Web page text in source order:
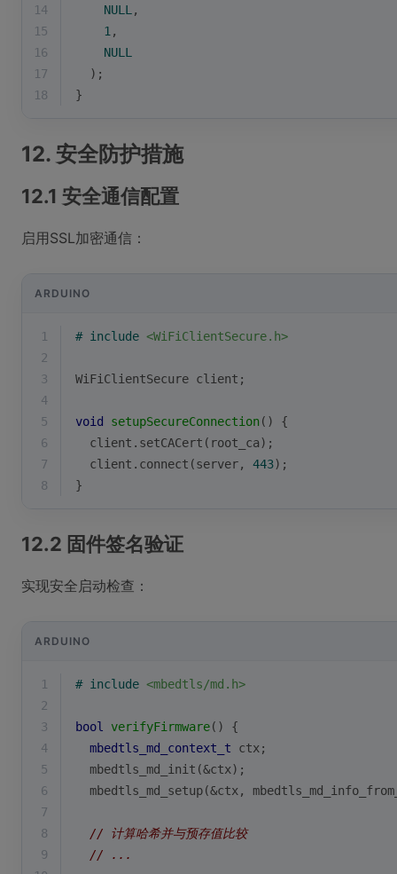
14
NULL ,
15
1 ,
16
NULL
17
  );
18
}
12. 安全防护措施
12.1 安全通信配置
启用SSL加密通信：
ARDUINO
1 # include <WiFiClientSecure.h>
2
3
WiFiClientSecure client;
4
5
void setupSecureConnection()
{
6
  client.
setCACert (root_ca);
7
  client.
connect (server, 443);
8
}
12.2 固件签名验证
实现安全启动检查：
ARDUINO
1 # include <mbedtls/md.h>
2
3
bool verifyFirmware()
{
4
mbedtls_md_context_t ctx;
5
mbedtls_md_init (&ctx);
6
mbedtls_md_setup(&ctx,
7
8
// 计算哈希并与预存值比较
9
// ...